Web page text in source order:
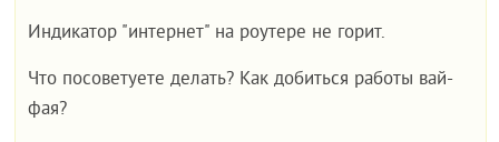
Индикатор "интернет" на роутере не горит.
Что посоветуете делать? Как добиться работы вай-
фая?